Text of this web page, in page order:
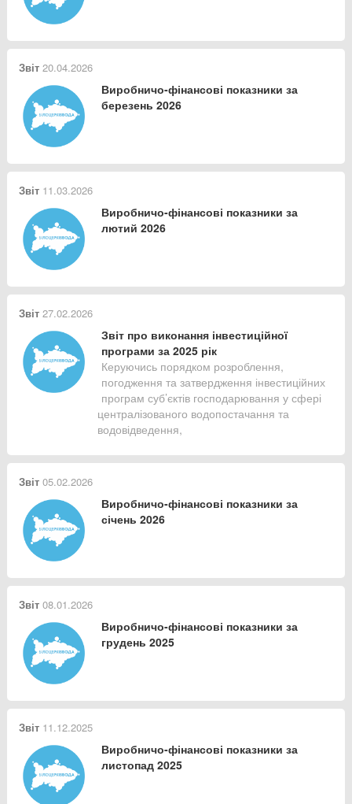
Звіт20.04.2026
Виробничо-фінансові показники за
березень 2026
Звіт11.03.2026
Виробничо-фінансові показники за
лютий 2026
Звіт27.02.2026
Звіт про виконання інвестиційної
програми за 2025 рік
Керуючись порядком розроблення,
погодження та затвердження інвестиційних
програм суб’єктів господарювання у сфері
централізованого водопостачання та
водовідведення,
Звіт05.02.2026
Виробничо-фінансові показники за
січень 2026
Звіт08.01.2026
Виробничо-фінансові показники за
грудень 2025
Звіт11.12.2025
Виробничо-фінансові показники за
листопад 2025